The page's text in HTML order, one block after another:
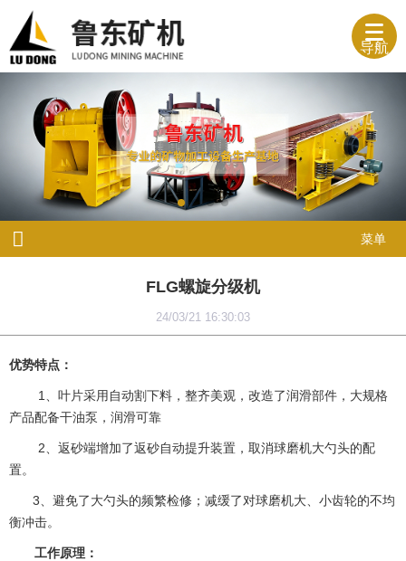
导航
菜单
FLG螺旋分级机
24/03/21 16:30:03
优势特点：
1、叶片采用自动割下料，整齐美观，改造了润滑部件，大规格
产品配备干油泵，润滑可靠
2、返砂端增加了返砂自动提升装置，取消球磨机大勺头的配
置。
3、避免了大勺头的频繁检修；减缓了对球磨机大、小齿轮的不均
衡冲击。
工作原理：